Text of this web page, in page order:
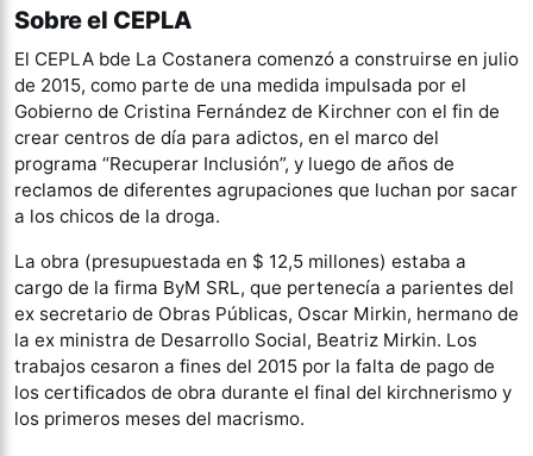
Sobre el CEPLA
El CEPLA bde La Costanera comenzó a construirse en julio
de 2015, como parte de una medida impulsada por el
Gobierno de Cristina Fernández de Kirchner con el fin de
crear centros de día para adictos, en el marco del
programa “Recuperar Inclusión”, y luego de años de
reclamos de diferentes agrupaciones que luchan por sacar
a los chicos de la droga.
La obra (presupuestada en $ 12,5 millones) estaba a
cargo de la firma ByM SRL, que pertenecía a parientes del
ex secretario de Obras Públicas, Oscar Mirkin, hermano de
la ex ministra de Desarrollo Social, Beatriz Mirkin. Los
trabajos cesaron a fines del 2015 por la falta de pago de
los certificados de obra durante el final del kirchnerismo y
los primeros meses del macrismo.